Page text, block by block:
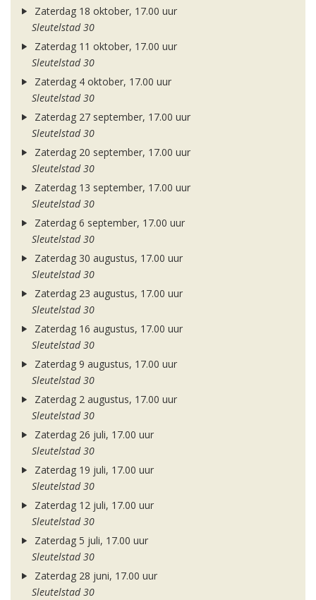
Zaterdag 18 oktober, 17.00 uur
Sleutelstad 30
Zaterdag 11 oktober, 17.00 uur
Sleutelstad 30
Zaterdag 4 oktober, 17.00 uur
Sleutelstad 30
Zaterdag 27 september, 17.00 uur
Sleutelstad 30
Zaterdag 20 september, 17.00 uur
Sleutelstad 30
Zaterdag 13 september, 17.00 uur
Sleutelstad 30
Zaterdag 6 september, 17.00 uur
Sleutelstad 30
Zaterdag 30 augustus, 17.00 uur
Sleutelstad 30
Zaterdag 23 augustus, 17.00 uur
Sleutelstad 30
Zaterdag 16 augustus, 17.00 uur
Sleutelstad 30
Zaterdag 9 augustus, 17.00 uur
Sleutelstad 30
Zaterdag 2 augustus, 17.00 uur
Sleutelstad 30
Zaterdag 26 juli, 17.00 uur
Sleutelstad 30
Zaterdag 19 juli, 17.00 uur
Sleutelstad 30
Zaterdag 12 juli, 17.00 uur
Sleutelstad 30
Zaterdag 5 juli, 17.00 uur
Sleutelstad 30
Zaterdag 28 juni, 17.00 uur
Sleutelstad 30